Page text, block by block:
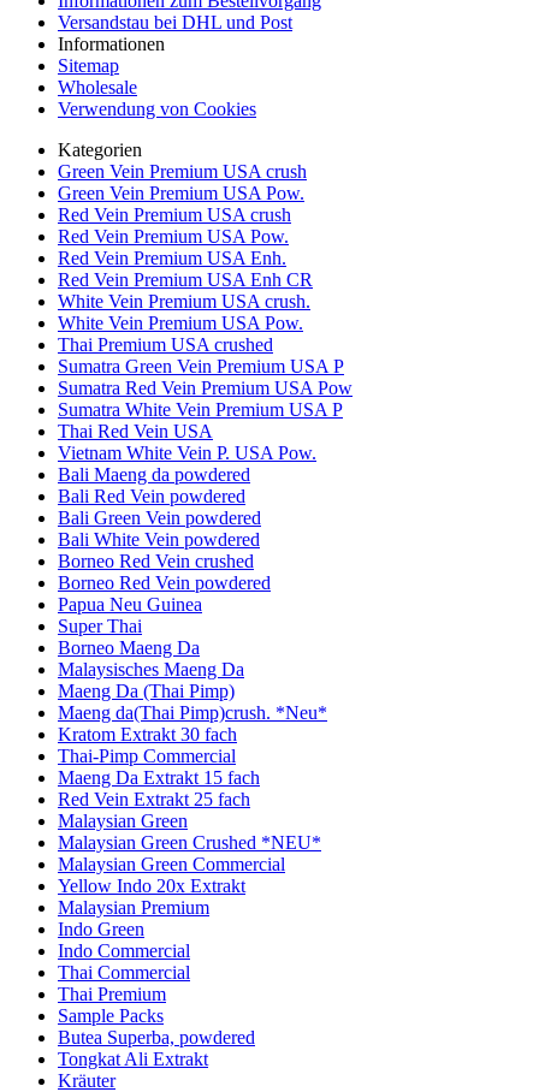
Versandstau bei DHL und Post
Informationen
Sitemap
Wholesale
Verwendung von Cookies
Kategorien
Green Vein Premium USA crush
Green Vein Premium USA Pow.
Red Vein Premium USA crush
Red Vein Premium USA Pow.
Red Vein Premium USA Enh.
Red Vein Premium USA Enh CR
White Vein Premium USA crush.
White Vein Premium USA Pow.
Thai Premium USA crushed
Sumatra Green Vein Premium USA P
Sumatra Red Vein Premium USA Pow
Sumatra White Vein Premium USA P
Thai Red Vein USA
Vietnam White Vein P. USA Pow.
Bali Maeng da powdered
Bali Red Vein powdered
Bali Green Vein powdered
Bali White Vein powdered
Borneo Red Vein crushed
Borneo Red Vein powdered
Papua Neu Guinea
Super Thai
Borneo Maeng Da
Malaysisches Maeng Da
Maeng Da (Thai Pimp)
Maeng da(Thai Pimp)crush. *Neu*
Kratom Extrakt 30 fach
Thai-Pimp Commercial
Maeng Da Extrakt 15 fach
Red Vein Extrakt 25 fach
Malaysian Green
Malaysian Green Crushed *NEU*
Malaysian Green Commercial
Yellow Indo 20x Extrakt
Malaysian Premium
Indo Green
Indo Commercial
Thai Commercial
Thai Premium
Sample Packs
Butea Superba, powdered
Tongkat Ali Extrakt
Kräuter